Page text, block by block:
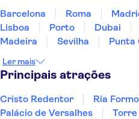
Barcelona Roma
Lisboa
Porto Dubai
Madeira
Sevilha Punta
Sesimbra
Ler mais
Principais atrações
Cristo Redentor Ria
Palácio de Versalhes
Torre